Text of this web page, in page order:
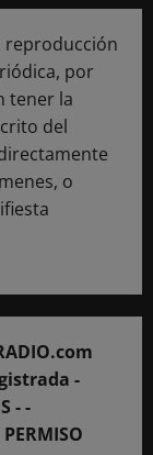
reproducción
por
tener la
del
o
-
- -